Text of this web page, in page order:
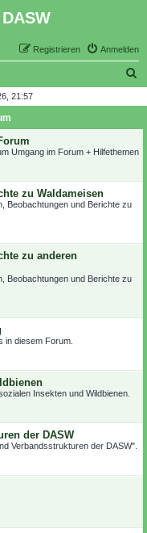
Anmelden
Registrieren
h
e
21:57
Umgang im Forum + Hilfethemen
zu Waldameisen
Beobachtungen und Berichte zu
zu anderen
Beobachtungen und Berichte zu
in diesem Forum.
Insekten und Wildbienen.
der DASW
Verbandsstrukturen der DASW".